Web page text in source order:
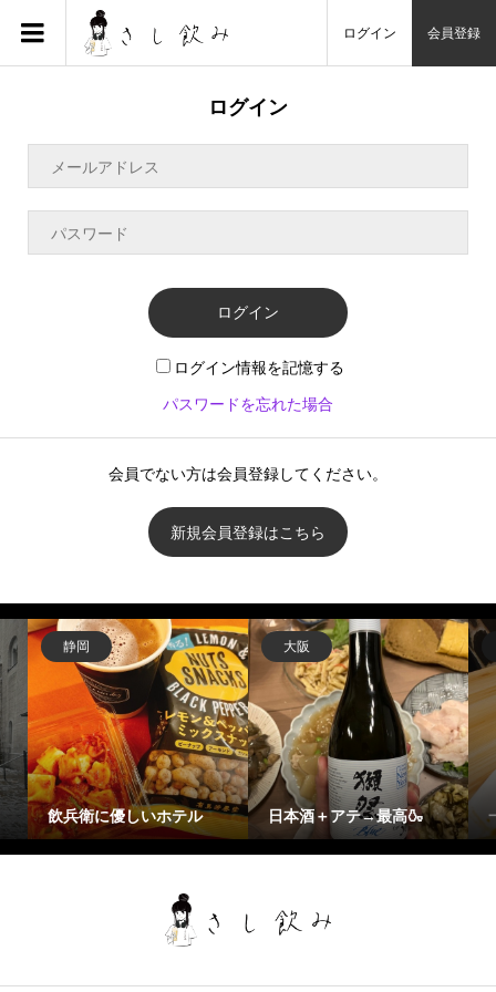
ログイン 会員登録
ログイン
ログイン
ログイン情報を記憶する
パスワードを忘れた場合
会員でない方は会員登録してください。
新規会員登録はこちら
静岡
飲兵衛に優しいホテル
大阪
日本酒＋アテ→最高🍶